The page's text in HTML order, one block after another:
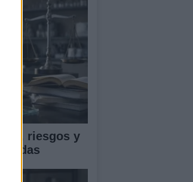
riesgos y